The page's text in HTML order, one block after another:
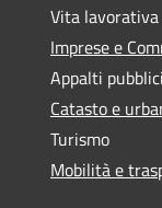
Vita lavorativa
Imprese e
Appalti pubblici
Catasto e
Turismo
Mobilità e